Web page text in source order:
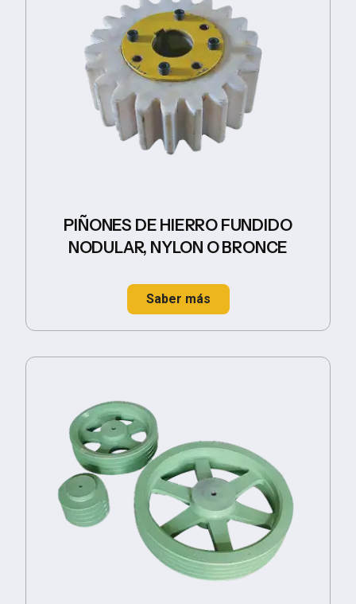
PIÑONES DE HIERRO FUNDIDO
NODULAR, NYLON O BRONCE
Saber más